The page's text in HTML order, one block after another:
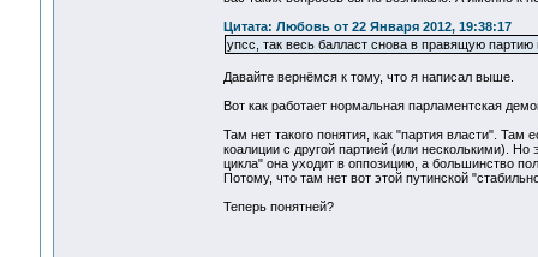
Цитата: Любовь от 22 Января 2012, 19:38:17
упсс, так весь балласт снова в правящую
Давайте вернёмся к тому, что я написал выше.
Вот как работает нормальная парламентская
Там нет такого понятия, как "партия власти".
коалиции с другой партией (или несколькими).
цикла" она уходит в оппозицию, а большинство
Потому, что там нет вот этой путинской
Теперь понятней?